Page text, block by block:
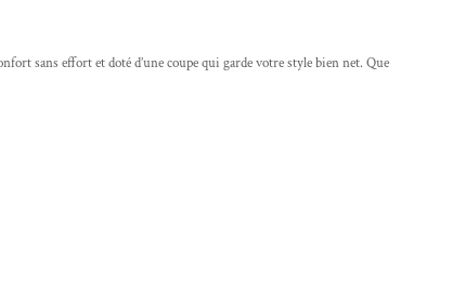
sans effort et doté d’une coupe qui garde votre style bien net. Que